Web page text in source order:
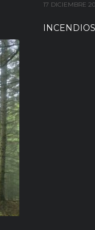
17 DICIEMBRE